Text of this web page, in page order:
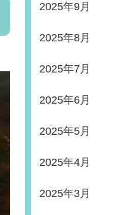
2025年9月
2025年8月
2025年7月
2025年6月
2025年5月
2025年4月
2025年3月